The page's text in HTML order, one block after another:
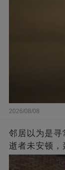
2026/08/08
邻居以为是寻
逝者未安顿，